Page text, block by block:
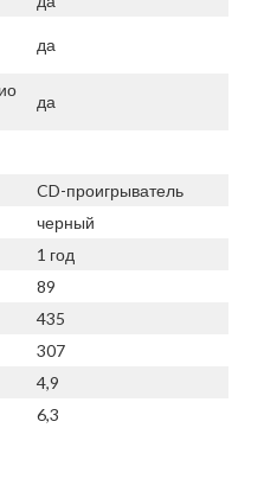
да
да
CD-проигрыватель
черный
1 год
89
435
307
4,9
6,3